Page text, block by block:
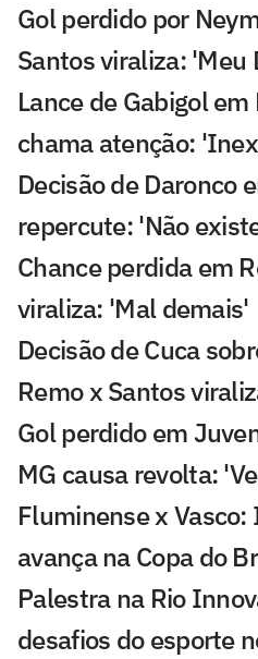
Gol perdido por
Santos viraliza: 'Meu
Lance de Gabigol
chama atenção:
Decisão de Daronco
repercute: 'Não
Chance perdida em
viraliza: 'Mal demais'
Decisão de Cuca
Remo x Santos
Gol perdido em
MG causa revolta:
Fluminense x
avança na Copa do
Palestra na Rio
desafios do esporte